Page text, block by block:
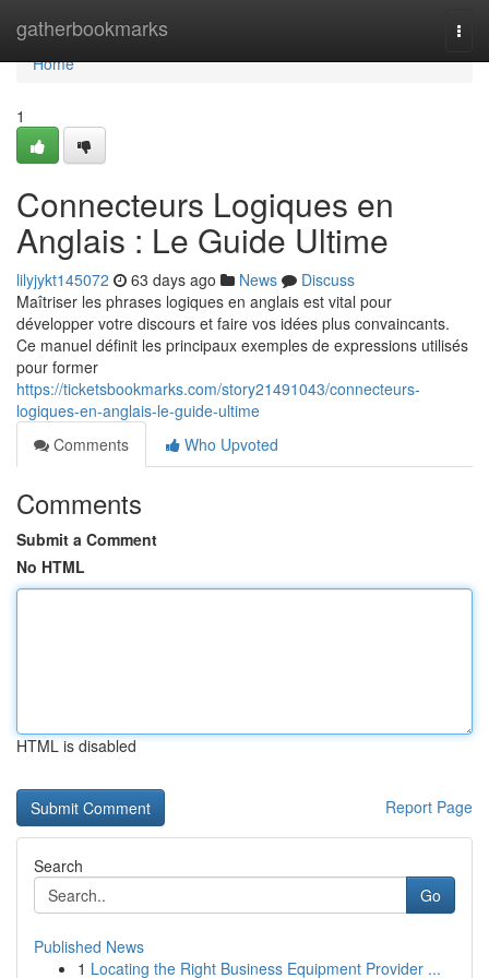
gatherbookmarks
Home
Home
1
Connecteurs Logiques en
Anglais : Le Guide Ultime
lilyjykt145072 63 days ago News
Discuss
Maîtriser les phrases logiques en anglais est vital pour
développer votre discours et faire vos idées plus convaincants.
Ce manuel définit les principaux exemples de expressions utilisés
pour former
https://ticketsbookmarks.com/story21491043/connecteurs-
logiques-en-anglais-le-guide-ultime
Comments
Who Upvoted
Comments
Submit a Comment
No HTML
HTML is disabled
Report Page
Search
Go
Published News
1 Locating the Right Business Equipment Provider ...